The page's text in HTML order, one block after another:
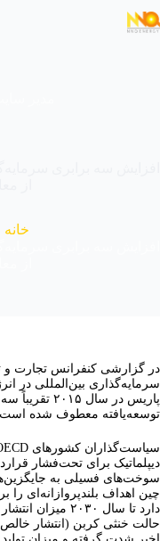
خانه
در گزارشی کنفرانس تجارت و
سرمایه‌گذاری بین‌المللی در
پاریس در
توسعه‌یافته معطوف شده است.
دیپلماتیک برای تحت‌فشار
سوخت‌های فسیلی به
چین اهداف بلندپروازانه‌ای
حالت خنثی کربن (انتشار